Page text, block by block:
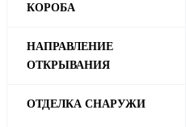
КОРОБА
НАПРАВЛЕНИЕ
ОТКРЫВАНИЯ
ОТДЕЛКА СНАРУЖИ